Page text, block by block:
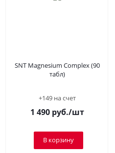
SNT Magnesium Complex (90
табл)
+149 на счет
1 490руб./шт
В корзину